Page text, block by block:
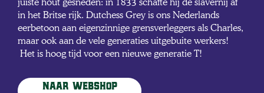
in het Britse rijk. Dutchess Grey is ons Nederlands
eerbetoon aan eigenzinnige grensverleggers als Charles,
maar ook aan de vele generaties uitgebuite werkers!
Het is hoog tijd voor een nieuwe generatie T!
Naar webshop